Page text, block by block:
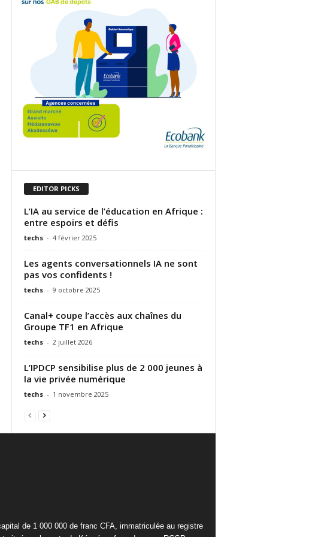
EDITOR PICKS
L’IA au service de l’éducation en Afrique :
entre espoirs et défis
techs - 4 février 2025
Les agents conversationnels IA ne sont
pas vos confidents !
techs - 9 octobre 2025
Canal+ coupe l’accès aux chaînes du
Groupe TF1 en Afrique
techs - 2 juillet 2026
L’IPDCP sensibilise plus de 2 000 jeunes à
la vie privée numérique
techs - 1 novembre 2025
de 1 000 000 de franc CFA, immatriculée au registre